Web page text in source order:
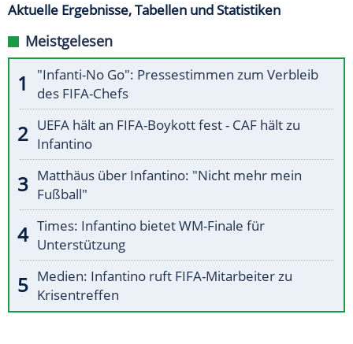
Aktuelle Ergebnisse, Tabellen und Statistiken
Meistgelesen
"Infanti-No Go": Pressestimmen zum Verbleib
des FIFA-Chefs
UEFA hält an FIFA-Boykott fest - CAF hält zu
Infantino
Matthäus über Infantino: "Nicht mehr mein
Fußball"
Times: Infantino bietet WM-Finale für
Unterstützung
Medien: Infantino ruft FIFA-Mitarbeiter zu
Krisentreffen